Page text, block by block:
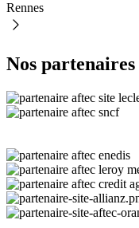
Rennes
Nos